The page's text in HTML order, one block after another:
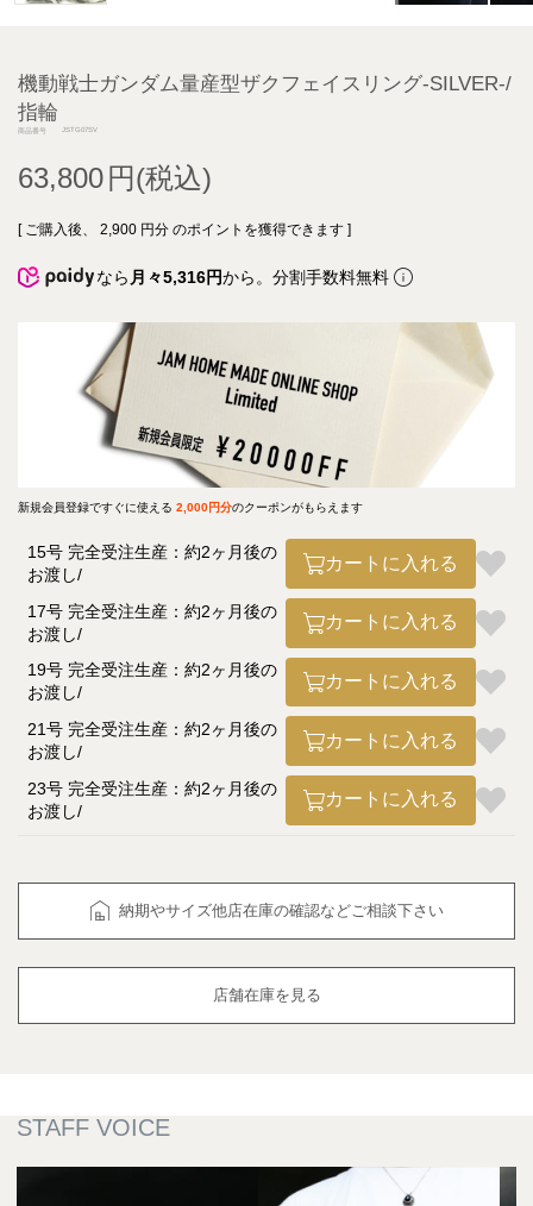
機動戦士ガンダム量産型ザクフェイスリング-SILVER-/
指輪
商品番号 JSTG07SV
63,800
[ ご購入後、 2,900 円分 のポイントを獲得できます ]
なら 月々5,316円から。分割手数料無料
新規会員登録ですぐに使える 2,000円分のクーポンがもらえます
15号 完全受注生産：約2ヶ月後の
お渡し
カートに入れる
17号 完全受注生産：約2ヶ月後の
お渡し
カートに入れる
19号 完全受注生産：約2ヶ月後の
お渡し
カートに入れる
21号 完全受注生産：約2ヶ月後の
お渡し
カートに入れる
23号 完全受注生産：約2ヶ月後の
お渡し
カートに入れる
納期やサイズ他店在庫の確認などご相談下さい
店舗在庫を見る